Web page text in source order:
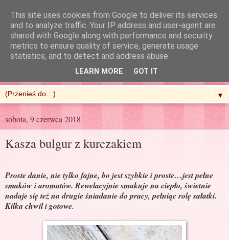
R'n'G Kitchen
▼
sobota, 9 czerwca 2018
Kasza bulgur z kurczakiem
Proste danie, nie tylko fajne, bo jest szybkie i proste…jest pełne
smaków i aromatów. Rewelacyjnie smakuje na ciepło, świetnie
nadaje się też na drugie śniadanie do pracy, pełniąc rolę sałatki.
Kilka chwil i gotowe.
This site uses cookies from Google to deliver its services
and to analyze traffic. Your IP address and user-agent are
shared with Google along with performance and security
metrics to ensure quality of service, generate usage
statistics, and to detect and address abuse.
LEARN MORE GOT IT